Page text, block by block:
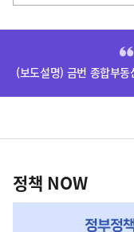
영
책
NOW,
정책 NOW